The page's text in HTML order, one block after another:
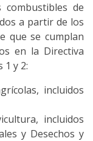
combustibles de
a partir de los
que se cumplan
en la Directiva
1 y 2:
incluidos
incluidos
y Desechos y